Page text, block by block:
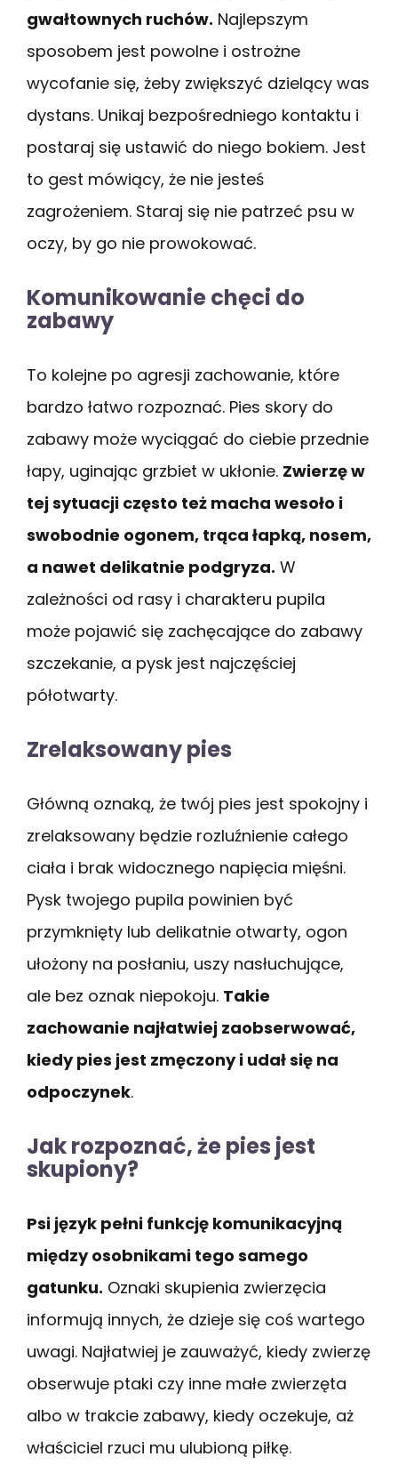
gwałtownych ruchów. Najlepszym
sposobem jest powolne i ostrożne
wycofanie się, żeby zwiększyć dzielący was
dystans. Unikaj bezpośredniego kontaktu i
postaraj się ustawić do niego bokiem. Jest
to gest mówiący, że nie jesteś
zagrożeniem. Staraj się nie patrzeć psu w
oczy, by go nie prowokować.
Komunikowanie chęci do
zabawy
To kolejne po agresji zachowanie, które
bardzo łatwo rozpoznać. Pies skory do
zabawy może wyciągać do ciebie przednie
łapy, uginając grzbiet w ukłonie. Zwierzę w
tej sytuacji często też macha wesoło i
swobodnie ogonem, trąca łapką, nosem,
a nawet delikatnie podgryza. W
zależności od rasy i charakteru pupila
może pojawić się zachęcające do zabawy
szczekanie, a pysk jest najczęściej
półotwarty.
Zrelaksowany pies
Główną oznaką, że twój pies jest spokojny i
zrelaksowany będzie rozluźnienie całego
ciała i brak widocznego napięcia mięśni.
Pysk twojego pupila powinien być
przymknięty lub delikatnie otwarty, ogon
ułożony na posłaniu, uszy nasłuchujące,
ale bez oznak niepokoju. Takie
zachowanie najłatwiej zaobserwować,
kiedy pies jest zmęczony i udał się na
odpoczynek.
Jak rozpoznać, że pies jest
skupiony?
Psi język pełni funkcję komunikacyjną
między osobnikami tego samego
gatunku. Oznaki skupienia zwierzęcia
informują innych, że dzieje się coś wartego
uwagi. Najłatwiej je zauważyć, kiedy zwierzę
obserwuje ptaki czy inne małe zwierzęta
albo w trakcie zabawy, kiedy oczekuje, aż
właściciel rzuci mu ulubioną piłkę.